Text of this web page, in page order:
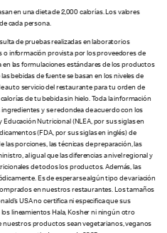
en una dieta de 2,000 calorías. Los valores
cada persona.
de pruebas realizadas en laboratorios
información provista por los proveedores de
en las formulaciones estándares de los productos
bebidas de fuente se basan en los niveles de
auto servicio del restaurante para tu orden de
de tu bebida sin hielo. Toda la información
y se redondea de acuerdo con los
Nutricional (NLEA, por sus siglas en
(FDA, por sus siglas en inglés) de
las porciones, las técnicas de preparación, las
al igual que las diferencias a nivel regional y
de todos los productos. Además, las
Es de esperarse algún tipo de variación
en nuestros restaurantes. Los tamaños
USA no certifica ni especifica que sus
lineamientos Hala, Kosher ni ningún otro
productos sean vegetarianos, veganos